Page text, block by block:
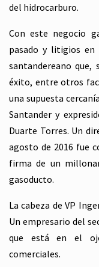
del hidrocarburo.
Con este negocio
pasado y litigios en
santandereano que,
éxito, entre otros
una supuesta
Santander y
Duarte Torres. Un
agosto de 2016 fue
firma de un
gasoducto.
La cabeza de VP
Un empresario del
que está en el
comerciales.